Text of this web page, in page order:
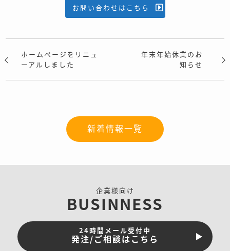
お問い合わせはこちら
ホームページをリニュ
ーアルしました
年末年始休業のお
知らせ
新着情報一覧
企業様向け
BUSINNESS
24時間メール受付中
発注/ご相談はこちら